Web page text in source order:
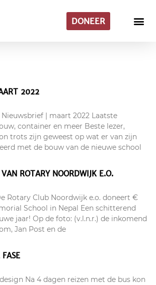
DONEER
2022
| maart 2022 Laatste
container en meer Beste lezer,
trots zijn geweest op wat er van zijn
met de bouw van de nieuwe school
ROTARY NOORDWIJK E.O.
Rotary Club Noordwijk e.o. doneert €
School in Nepal Een schitterend
jaar! Op de foto: (v.l.n.r.) de inkomend
Jan Post en de
Na 4 dagen reizen met de bus kon